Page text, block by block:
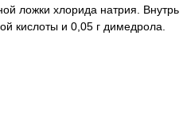
ложки хлорида натрия. Внутрь
кислоты и 0,05 г димедрола.